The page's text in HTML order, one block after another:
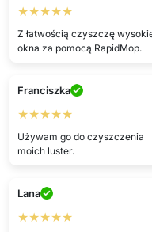
★★★★★
Z łatwością czyszczę
okna za pomocą RapidMop.
Franciszka
★★★★★
Używam go do czyszczenia
moich luster.
Lana
★★★★★